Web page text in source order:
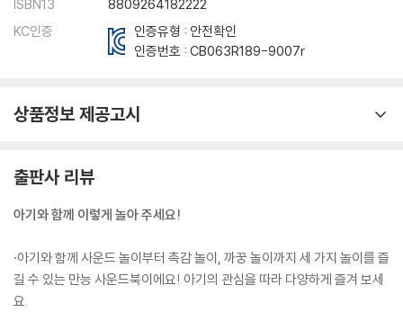
ISBN13
8809264182222
KC인증
인증유형 : 안전확인
인증번호 :CB063R189-9007r
상품정보 제공고시
출판사 리뷰
아기와 함께 이렇게 놀아 주세요!
·아기와 함께 사운드 놀이부터 촉감 놀이, 까꿍 놀이까지 세 가지 놀이를 즐
길 수 있는 만능 사운드북이에요! 아기의 관심을 따라 다양하게 즐겨 보세
요.